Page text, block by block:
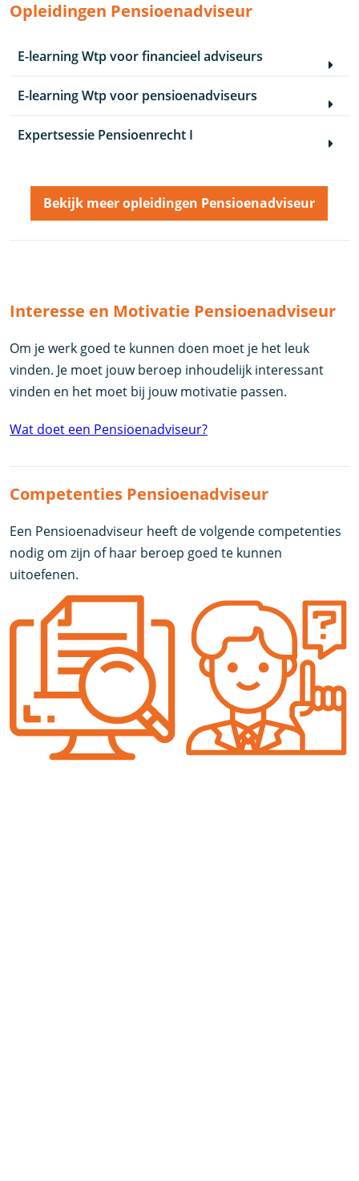
Opleidingen Pensioenadviseur
E-learning Wtp voor financieel adviseurs
E-learning Wtp voor pensioenadviseurs
Expertsessie Pensioenrecht I
Bekijk meer opleidingen Pensioenadviseur
Interesse en Motivatie Pensioenadviseur
Om je werk goed te kunnen doen moet je het leuk
vinden. Je moet jouw beroep inhoudelijk interessant
vinden en het moet bij jouw motivatie passen.
Wat doet een Pensioenadviseur?
Competenties Pensioenadviseur
Een Pensioenadviseur heeft de volgende competenties
nodig om zijn of haar beroep goed te kunnen
uitoefenen.